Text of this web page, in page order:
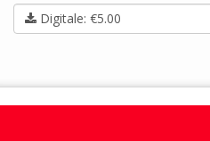
Digitale: €5.00